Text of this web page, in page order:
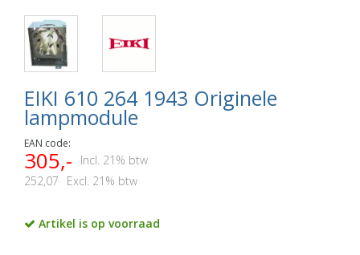
EIKI 610 264 1943 Originele
lampmodule
EAN code:
305,-
Incl. 21% btw
252,07
Excl. 21% btw
Artikel is op voorraad